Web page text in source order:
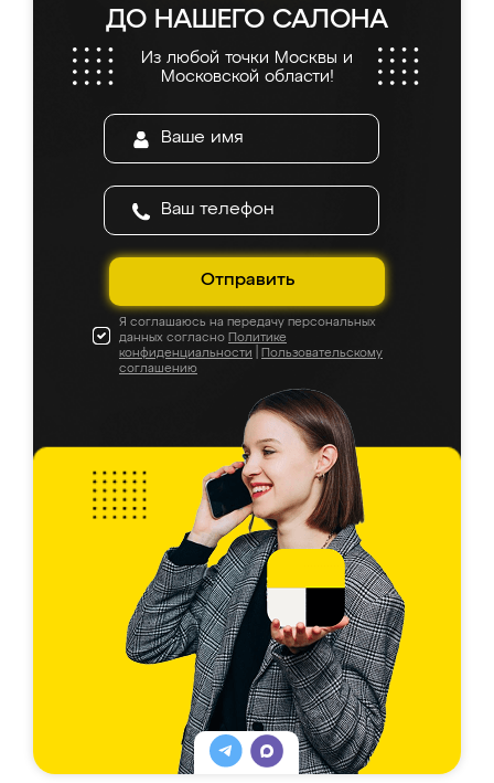
ДО НАШЕГО САЛОНА
Из любой точки Москвы и
Московской области!
Отправить
Я соглашаюсь на передачу персональных
данных согласно Политике
конфиденциальности
Пользовательскому
соглашению